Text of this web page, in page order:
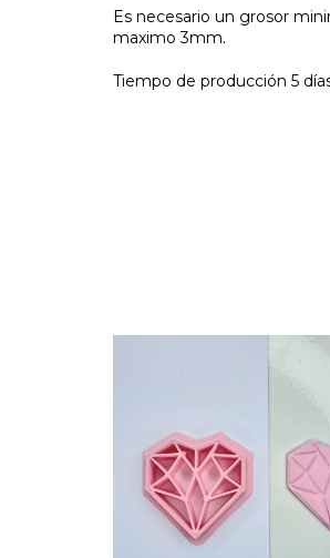
Es necesario un grosor
maximo 3mm.
Tiempo de producción 5